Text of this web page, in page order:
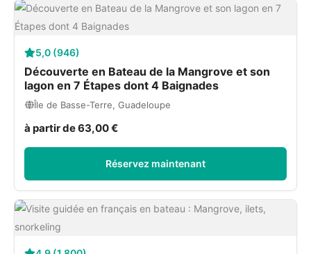
5,0 (946)
Découverte en Bateau de la Mangrove et son
lagon en 7 Étapes dont 4 Baignades
Île de Basse-Terre, Guadeloupe
à partir de 63,00 €
Réservez maintenant